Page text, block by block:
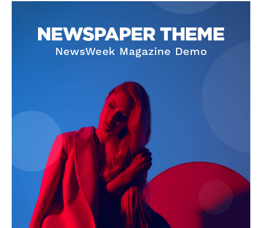
Diario los Andes
Nosotros